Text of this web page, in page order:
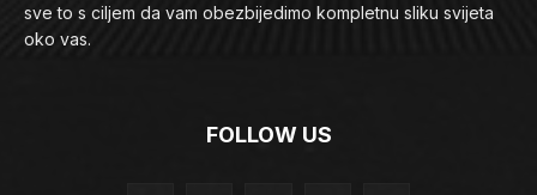
sve to s ciljem da vam obezbijedimo kompletnu sliku svijeta
oko vas.
FOLLOW US